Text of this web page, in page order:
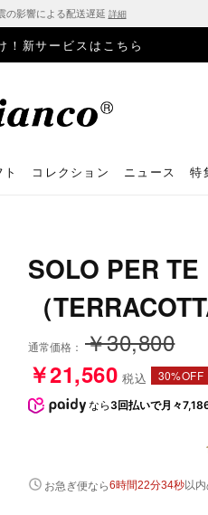
の影響による配送遅延 詳細
！新サービスはこちら
コレクション ニュース 特
SOLO PER
（
通常価格： ￥30,800
￥21,560 税込 30%OFF
なら 3回払いで月々
お急ぎ便なら6時間22分33秒以内